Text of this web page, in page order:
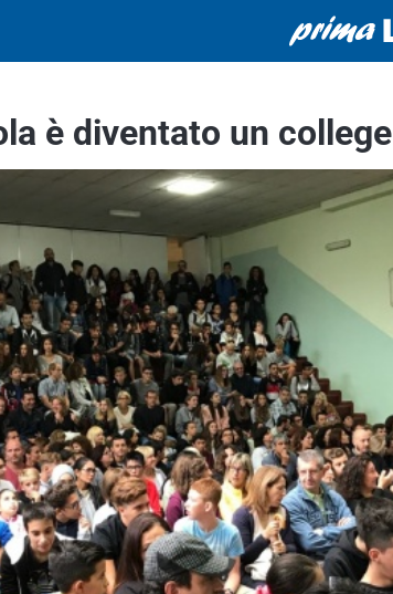
è diventato un college